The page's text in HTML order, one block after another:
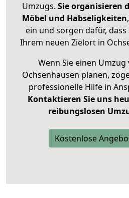
Umzugs. Sie organisieren
Möbel und Habseligkeiten
ein und sorgen dafür,
Ihrem neuen Zielort in
Wenn Sie einen
Ochsenhausen planen,
professionelle Hilfe in
Kontaktieren Sie uns
reibungslosen
Kostenlose